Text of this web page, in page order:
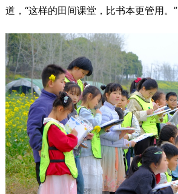
道，“这样的田间课堂，比书本更管用。”